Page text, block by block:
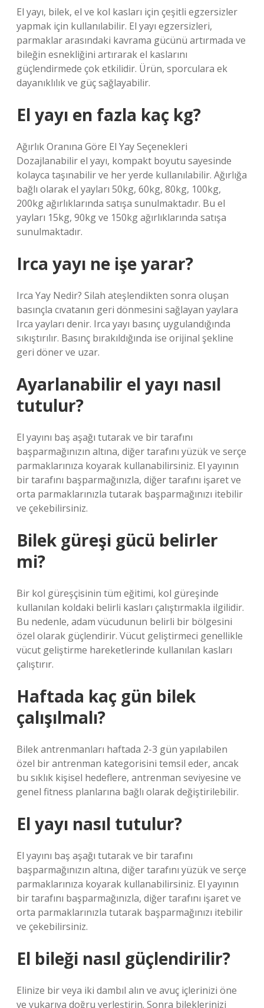
El yayı, bilek, el ve kol kasları için çeşitli egzersizler
yapmak için kullanılabilir. El yayı egzersizleri,
parmaklar arasındaki kavrama gücünü artırmada ve
bileğin esnekliğini artırarak el kaslarını
güçlendirmede çok etkilidir. Ürün, sporculara ek
dayanıklılık ve güç sağlayabilir.
El yayı en fazla kaç kg?
Ağırlık Oranına Göre El Yay Seçenekleri
Dozajlanabilir el yayı, kompakt boyutu sayesinde
kolayca taşınabilir ve her yerde kullanılabilir. Ağırlığa
bağlı olarak el yayları 50kg, 60kg, 80kg, 100kg,
200kg ağırlıklarında satışa sunulmaktadır. Bu el
yayları 15kg, 90kg ve 150kg ağırlıklarında satışa
sunulmaktadır.
Irca yayı ne işe yarar?
Irca Yay Nedir? Silah ateşlendikten sonra oluşan
basınçla cıvatanın geri dönmesini sağlayan yaylara
Irca yayları denir. Irca yayı basınç uygulandığında
sıkıştırılır. Basınç bırakıldığında ise orijinal şekline
geri döner ve uzar.
Ayarlanabilir el yayı nasıl
tutulur?
El yayını baş aşağı tutarak ve bir tarafını
başparmağınızın altına, diğer tarafını yüzük ve serçe
parmaklarınıza koyarak kullanabilirsiniz. El yayının
bir tarafını başparmağınızla, diğer tarafını işaret ve
orta parmaklarınızla tutarak başparmağınızı itebilir
ve çekebilirsiniz.
Bilek güreşi gücü belirler
mi?
Bir kol güreşçisinin tüm eğitimi, kol güreşinde
kullanılan koldaki belirli kasları çalıştırmakla ilgilidir.
Bu nedenle, adam vücudunun belirli bir bölgesini
özel olarak güçlendirir. Vücut geliştirmeci genellikle
vücut geliştirme hareketlerinde kullanılan kasları
çalıştırır.
Haftada kaç gün bilek
çalışılmalı?
Bilek antrenmanları haftada 2-3 gün yapılabilen
özel bir antrenman kategorisini temsil eder, ancak
bu sıklık kişisel hedeflere, antrenman seviyesine ve
genel fitness planlarına bağlı olarak değiştirilebilir.
El yayı nasıl tutulur?
El yayını baş aşağı tutarak ve bir tarafını
başparmağınızın altına, diğer tarafını yüzük ve serçe
parmaklarınıza koyarak kullanabilirsiniz. El yayının
bir tarafını başparmağınızla, diğer tarafını işaret ve
orta parmaklarınızla tutarak başparmağınızı itebilir
ve çekebilirsiniz.
El bileği nasıl güçlendirilir?
Elinize bir veya iki dambıl alın ve avuç içlerinizi öne
ve yukarıya doğru yerleştirin. Sonra bileklerinizi